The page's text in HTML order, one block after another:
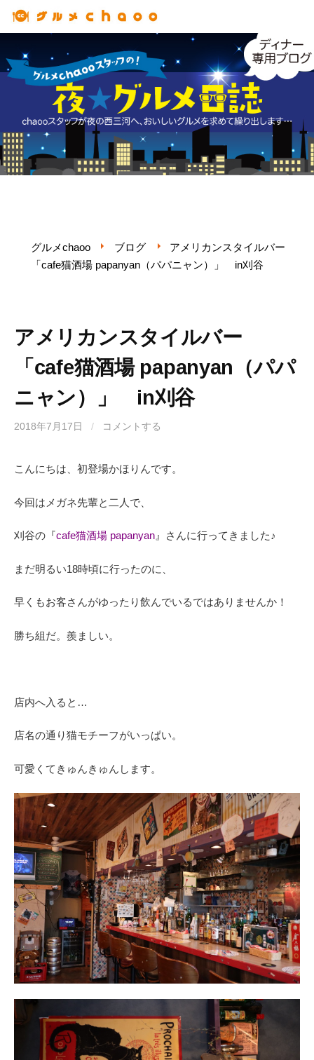
ン
ツ
キ
ッ
プ
グルメchaoo ブログ
アメリカンスタイルバー
「cafe猫酒場 papanyan（パパニャン）」 in刈谷
アメリカンスタイルバー
「cafe猫酒場 papanyan（パパ
ニャン）」 in刈谷
2018年7月17日 / コメントする
こんにちは、初登場かほりんです。
今回はメガネ先輩と二人で、
刈谷の『cafe猫酒場 papanyan 』さんに行ってきました♪
まだ明るい18時頃に行ったのに、
早くもお客さんがゆったり飲んでいるではありませんか！
勝ち組だ。羨ましい。
店内へ入ると…
店名の通り猫モチーフがいっぱい。
可愛くてきゅんきゅんします。